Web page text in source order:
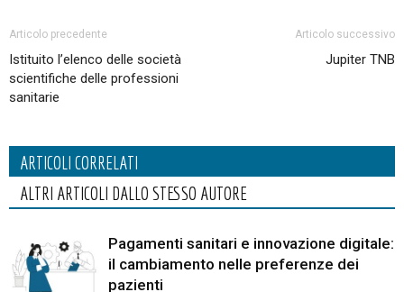
Articolo precedente
Istituito l’elenco delle società
scientifiche delle professioni
sanitarie
Articolo successivo
Jupiter TNB
ARTICOLI CORRELATI
ALTRI ARTICOLI DALLO STESSO AUTORE
Pagamenti sanitari e innovazione digitale:
il cambiamento nelle preferenze dei
pazienti